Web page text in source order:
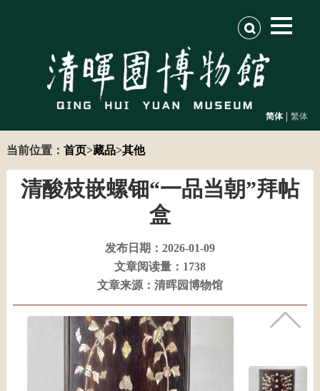
简体 | 繁体
当前位置： 首页>藏品>其他
清酸枝嵌螺钿“一品当朝”拜帖
盒
发布日期：2026-01-09
文章阅读量：1738
文章来源：清晖园博物馆